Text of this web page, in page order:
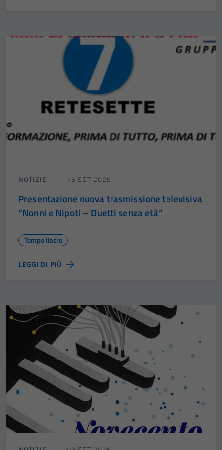
NOTIZIE 15 SET 2025
Presentazione nuova trasmissione televisiva
“Nonni e Nipoti – Duetti senza età”
Tempo libero
LEGGI DI PIÙ